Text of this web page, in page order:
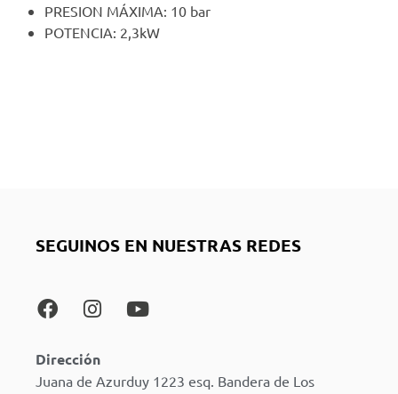
PRESION MÁXIMA: 10 bar
POTENCIA: 2,3kW
SEGUINOS EN NUESTRAS REDES
Dirección
Juana de Azurduy 1223 esq. Bandera de Los